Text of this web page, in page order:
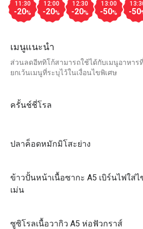
11:30
-20%
12:00
-20%
12:30
-20%
13:00
-50% -50
เมนูแนะนำ
ส่วนลดอีททิโก้สามารถใช้ได้กับเมนูอาหาร
ยกเว้นเมนูที่ระบุไว้ในเงื่อนไขพิเศษ
ครั้นช์ชี่โรล
ปลาค็อดหมักมิโสะย่าง
ข้าวปั้นหน้าเนื้อซากะ A5 เบิร์นไฟใส่
เม่น
ซูซิโรลเนื้อวากิว A5 ห่อฟัวกราส์